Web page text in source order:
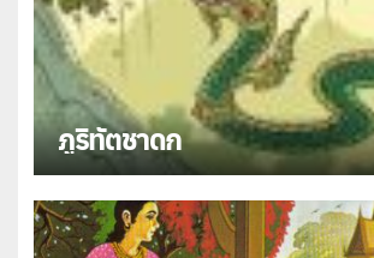
ภูริทัตชาดก